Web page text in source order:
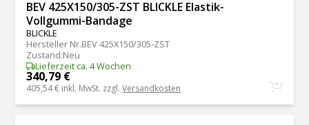
BEV 425X150/305-ZST BLICKLE Elastik-
Vollgummi-Bandage
BLICKLE
Hersteller Nr.BEV 425X150/305-ZST
Zustand:Neu
Lieferzeit ca. 4 Wochen
340,79 €
405,54 € inkl. MwSt. zzgl.Versandkosten